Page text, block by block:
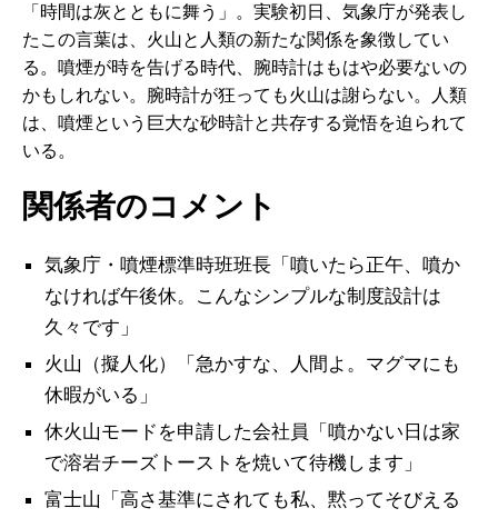
「時間は灰とともに舞う」。実験初日、気象庁が発表し
たこの言葉は、火山と人類の新たな関係を象徴してい
る。噴煙が時を告げる時代、腕時計はもはや必要ないの
かもしれない。腕時計が狂っても火山は謝らない。人類
は、噴煙という巨大な砂時計と共存する覚悟を迫られて
いる。
関係者のコメント
気象庁・噴煙標準時班班長「噴いたら正午、噴か
なければ午後休。こんなシンプルな制度設計は
久々です」
火山（擬人化）「急かすな、人間よ。マグマにも
休暇がいる」
休火山モードを申請した会社員「噴かない日は家
で溶岩チーズトーストを焼いて待機します」
富士山「高さ基準にされても私、黙ってそびえる